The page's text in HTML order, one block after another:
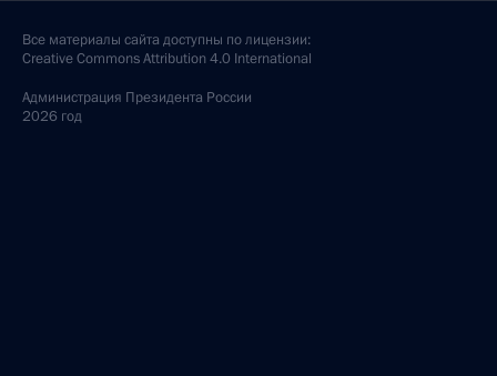
Все материалы сайта доступны по лицензии:
Creative Commons Attribution 4.0 International
Администрация Президента России
2026 год